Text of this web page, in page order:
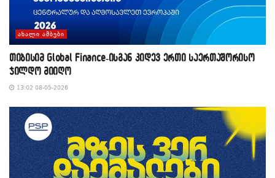
ᲐᲮᲐᲚᲘ ᲐᲛᲑᲔᲑᲘ
თიბისიმ Global Finance-ისგან კიდევ ერთი საერთაშორისო
ჯილდო მიიღო
13:02 08-05-2026